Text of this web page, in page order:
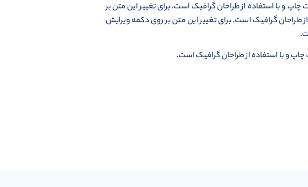
و با استفاده از طراحان گرافیک است. برای تغییر این متن بر
گرافیک است. برای تغییر این متن بر روی دکمه ویرایش
و با استفاده از طراحان گرافیک است.